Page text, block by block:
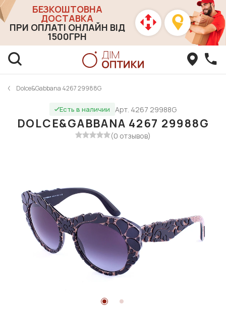
БЕЗКОШТОВНА
ДОСТАВКА
ПРИ ОПЛАТІ ОНЛАЙН ВІД
1500ГРН
Dolce&Gabbana 4267 29988G
Есть в наличии Арт. 4267 29988G
DOLCE&GABBANA 4267 29988G
(0 отзывов)